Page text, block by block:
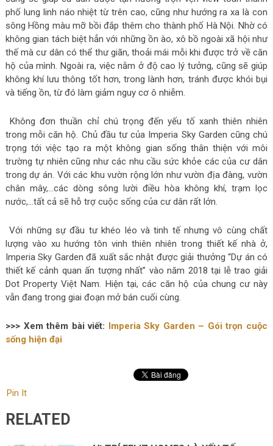
phố lung linh náo nhiệt từ trên cao, cũng như hướng ra xa là con
sông Hồng màu mỡ bồi đắp thêm cho thành phố Hà Nội. Nhờ có
không gian tách biệt hẳn với những ồn ào, xô bồ ngoài xã hội như
thế mà cư dân có thể thư giãn, thoải mái mỗi khi được trở về căn
hộ của mình. Ngoài ra, việc nằm ở độ cao lý tưởng, cũng sẽ giúp
không khí lưu thông tốt hơn, trong lành hơn, tránh được khói bụi
và tiếng ồn, từ đó làm giảm nguy cơ ô nhiễm.
Không đơn thuần chỉ chú trọng đến yếu tố xanh thiên nhiên
trong mỗi căn hộ. Chủ đầu tư của Imperia Sky Garden cũng chú
trọng tới việc tạo ra một không gian sống thân thiện với môi
trường tự nhiên cũng như các nhu cầu sức khỏe các của cư dân
trong dự án. Với các khu vườn rộng lớn như vườn địa đàng, vườn
chân mây,…các dòng sông lười điều hòa không khí, trạm lọc
nước,…tất cả sẽ hỗ trợ cuộc sống của cư dân rất lớn.
Với những sự đầu tư khéo léo và tinh tế nhưng vô cùng chất
lượng vào xu hướng tôn vinh thiên nhiên trong thiết kế nhà ở,
Imperia Sky Garden đã xuất sắc nhật được giải thưởng “Dự án có
thiết kế cảnh quan ấn tượng nhất” vào năm 2018 tại lễ trao giải
Dot Property Việt Nam. Hiện tại, các căn hộ của chung cư này
vẫn đang trong giai đoạn mở bán cuối cùng.
>>> Xem thêm bài viết: Imperia Sky Garden – Gói trọn cuộc
sống hiện đại
Pin It
RELATED